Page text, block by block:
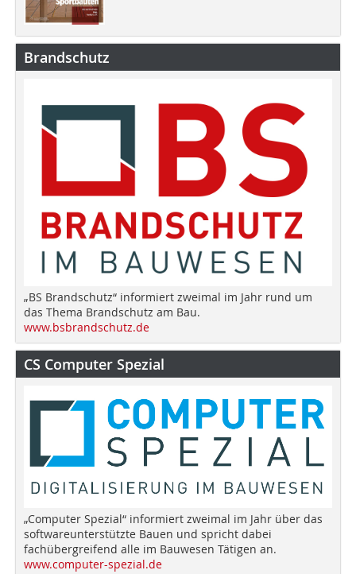
Brandschutz
„BS Brandschutz“ informiert zweimal im Jahr rund um
das Thema Brandschutz am Bau.
www.bsbrandschutz.de
CS Computer Spezial
„Computer Spezial“ informiert zweimal im Jahr über das
softwareunterstützte Bauen und spricht dabei
fachübergreifend alle im Bauwesen Tätigen an.
www.computer-spezial.de